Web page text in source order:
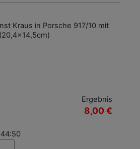
Kraus in Porsche 917/10 mit
Ergebnis
8,00 €